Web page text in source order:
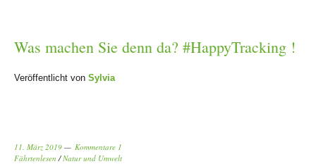
Was machen Sie denn da? #HappyTracking !
Veröffentlicht von Sylvia
11. März 2019
Kommentare 1
Fährtenlesen /Natur und Umwelt